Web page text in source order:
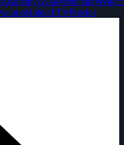
Holded TVPrecios